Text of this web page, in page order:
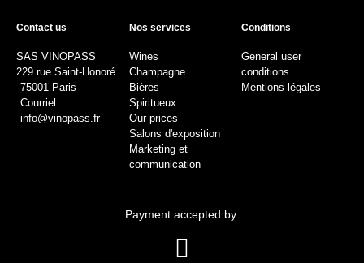
Contact us
SAS VINOPASS
229 rue Saint-Honoré
75001 Paris
Courriel :
info@vinopass.fr
Nos services
Wines
Champagne
Bières
Spiritueux
Our prices
Salons d'exposition
Marketing et
communication
Conditions
General user
conditions
Mentions légales
Payment accepted by: